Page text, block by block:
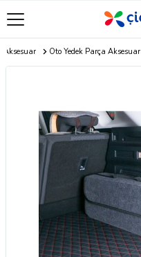
Aksesuar Oto Yedek Parça Aksesuar